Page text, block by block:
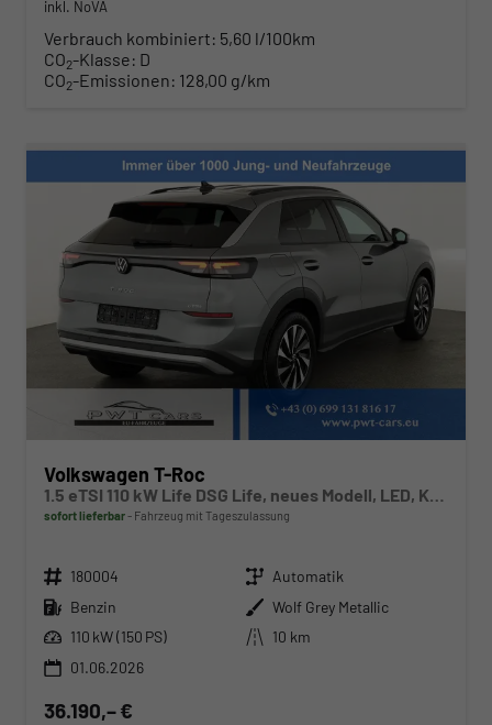
inkl. NoVA
Verbrauch kombiniert: 5,60 l/100km
CO2-Klasse: D
CO2-Emissionen: 128,00 g/km
Volkswagen T-Roc
1.5 eTSI 110 kW Life DSG Life, neues Modell, LED, Kamera, Side, Winter, 17-Zoll
sofort lieferbar Fahrzeug mit Tageszulassung
Fahrzeugnr. 180004 Getriebe Automatik
Kraftstoff Benzin Außenfarbe Wolf Grey Metallic
Leistung 110 kW (150 PS) Kilometerstand
10 km
01.06.2026
36.190,– €